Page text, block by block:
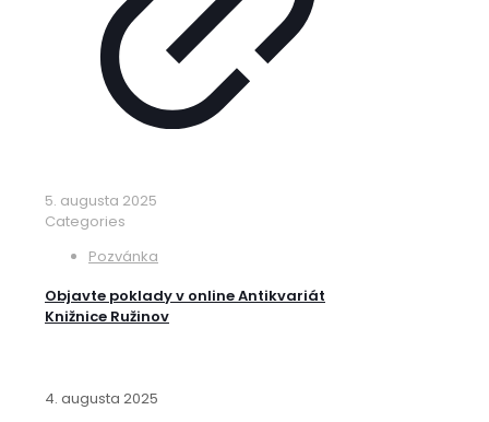
5. augusta 2025
Categories
Pozvánka
Objavte poklady v online Antikvariát
Knižnice Ružinov
4. augusta 2025